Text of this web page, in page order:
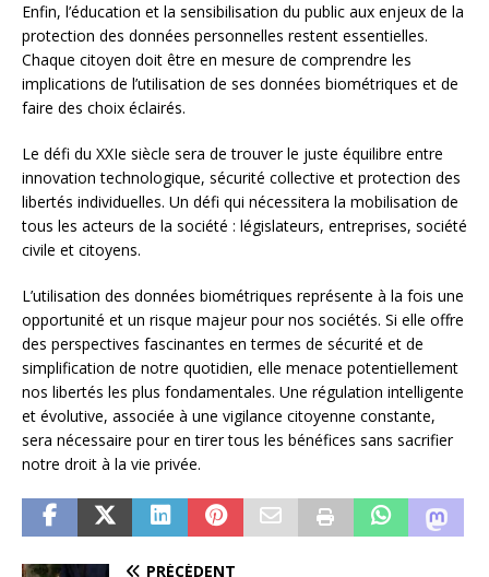
Enfin, l’éducation et la sensibilisation du public aux enjeux de la
protection des données personnelles restent essentielles.
Chaque citoyen doit être en mesure de comprendre les
implications de l’utilisation de ses données biométriques et de
faire des choix éclairés.
Le défi du XXIe siècle sera de trouver le juste équilibre entre
innovation technologique, sécurité collective et protection des
libertés individuelles. Un défi qui nécessitera la mobilisation de
tous les acteurs de la société : législateurs, entreprises, société
civile et citoyens.
L’utilisation des données biométriques représente à la fois une
opportunité et un risque majeur pour nos sociétés. Si elle offre
des perspectives fascinantes en termes de sécurité et de
simplification de notre quotidien, elle menace potentiellement
nos libertés les plus fondamentales. Une régulation intelligente
et évolutive, associée à une vigilance citoyenne constante,
sera nécessaire pour en tirer tous les bénéfices sans sacrifier
notre droit à la vie privée.
PRÉCÉDENT